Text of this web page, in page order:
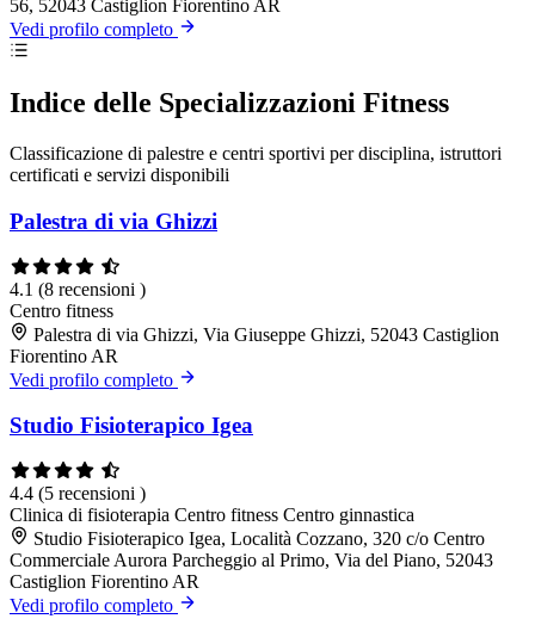
56, 52043 Castiglion Fiorentino AR
Vedi profilo completo
Indice delle Specializzazioni Fitness
Classificazione di palestre e centri sportivi per disciplina, istruttori
certificati e servizi disponibili
Palestra di via Ghizzi
4.1 (8 recensioni )
Centro fitness
Palestra di via Ghizzi, Via Giuseppe Ghizzi, 52043 Castiglion
Fiorentino AR
Vedi profilo completo
Studio Fisioterapico Igea
4.4 (5 recensioni )
Clinica di fisioterapia Centro fitness Centro ginnastica
Studio Fisioterapico Igea, Località Cozzano, 320 c/o Centro
Commerciale Aurora Parcheggio al Primo, Via del Piano, 52043
Castiglion Fiorentino AR
Vedi profilo completo